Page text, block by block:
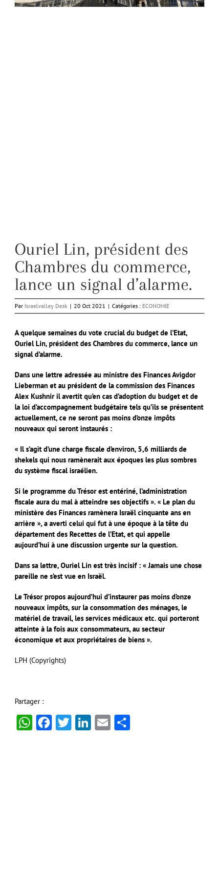
Ouriel Lin, président des
Chambres du commerce,
lance un signal d’alarme.
Par Israelvalley Desk | 20 Oct 2021 | Catégories : ECONOMIE
A quelque semaines du vote crucial du budget de l’Etat,
Ouriel Lin, président des Chambres du commerce, lance un
signal d’alarme.
Dans une lettre adressée au ministre des Finances Avigdor
Lieberman et au président de la commission des Finances
Alex Kushnir il avertit qu’en cas d’adoption du budget et de
la loi d’accompagnement budgétaire tels qu’ils se présentent
actuellement, ce ne seront pas moins d’onze impôts
nouveaux qui seront instaurés :
« Il s’agit d’une charge fiscale d’environ, 5,6 milliards de
shekels qui nous ramènerait aux époques les plus sombres
du système fiscal israélien.
Si le programme du Trésor est entériné, l’administration
fiscale aura du mal à atteindre ses objectifs ». « Le plan du
ministère des Finances ramènera Israël cinquante ans en
arrière », a averti celui qui fut à une époque à la tête du
département des Recettes de l’Etat, et qui appelle
aujourd’hui à une discussion urgente sur la question.
Dans sa lettre, Ouriel Lin est très incisif : « Jamais une chose
pareille ne s’est vue en Israël.
Le Trésor propos aujourd’hui d’instaurer pas moins d’onze
nouveaux impôts, sur la consommation des ménages, le
matériel de travail, les services médicaux etc. qui porteront
atteinte à la fois aux consommateurs, au secteur
économique et aux propriétaires de biens ».
LPH (Copyrights)
Partager :
WhatsApp
Facebook
Twitter
LinkedIn
Email